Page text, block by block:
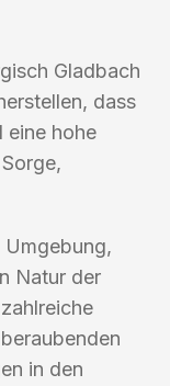
Gladbach
dass
eine hohe
Natur der
in den